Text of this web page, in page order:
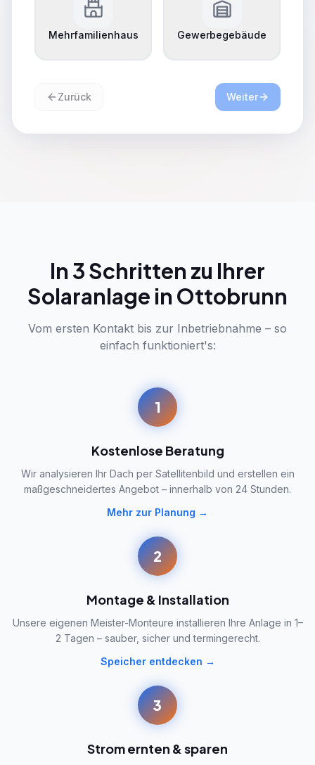
Mehrfamilienhaus Gewerbegebäude
Zurück Weiter
In 3 Schritten zu Ihrer
Solaranlage in Ottobrunn
Vom ersten Kontakt bis zur Inbetriebnahme – so
einfach funktioniert's:
1
Kostenlose Beratung
Wir analysieren Ihr Dach per Satellitenbild und erstellen ein
maßgeschneidertes Angebot – innerhalb von 24 Stunden.
Mehr zur Planung →
2
Montage & Installation
Unsere eigenen Meister-Monteure installieren Ihre Anlage in 1–
2 Tagen – sauber, sicher und termingerecht.
Speicher entdecken →
3
Strom ernten & sparen